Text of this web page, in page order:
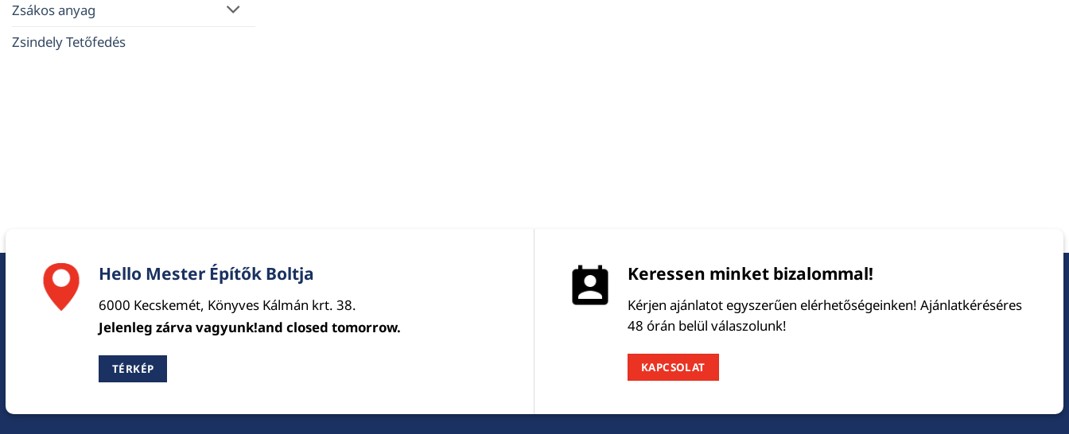
Zsákos anyag
Zsindely Tetőfedés
Hello Mester Építők Boltja
6000 Kecskemét, Könyves Kálmán krt. 38.
Jelenleg zárva vagyunk!and closed tomorrow.
TÉRKÉP
Keressen minket bizalommal!
Kérjen ajánlatot egyszerűen elérhetőségeinken! Ajánlatkéréséres
48 órán belül válaszolunk!
KAPCSOLAT